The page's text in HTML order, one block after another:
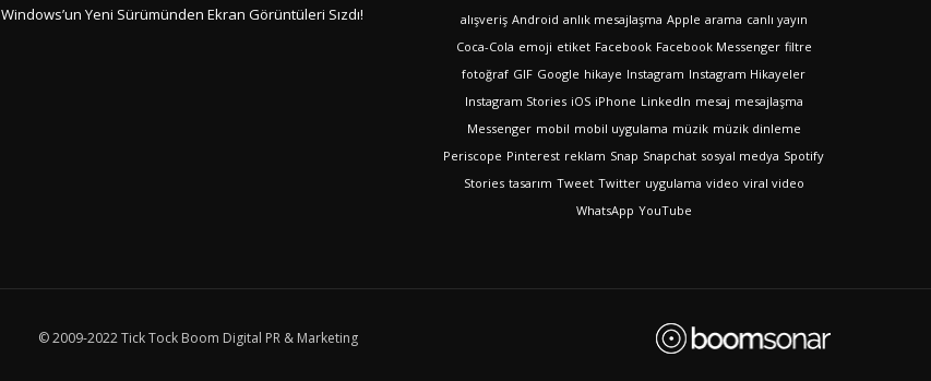
Windows’un Yeni Sürümünden Ekran Görüntüleri Sızdı! alışveriş Android anlık mesajlaşma Apple arama canlı yayın
Coca-Cola emoji etiket Facebook Facebook Messenger filtre
fotoğraf GIF Google hikaye Instagram Instagram Hikayeler
Instagram Stories iOS iPhone LinkedIn mesaj mesajlaşma
Messenger mobil mobil uygulama müzik müzik dinleme
Periscope Pinterest reklam Snap Snapchat sosyal medya Spotify
Stories tasarım Tweet Twitter uygulama video viral video
WhatsApp YouTube
© 2009-2022 Tick Tock Boom Digital PR & Marketing